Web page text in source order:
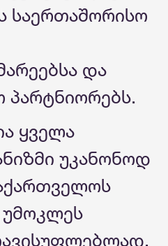
საერთაშორისო
და
პარტნიორებს.
ყველა
უკანონოდ
უმოკლეს